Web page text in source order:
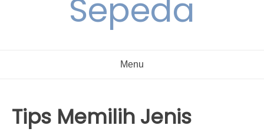
Sepeda
Menu
Tips Memilih Jenis